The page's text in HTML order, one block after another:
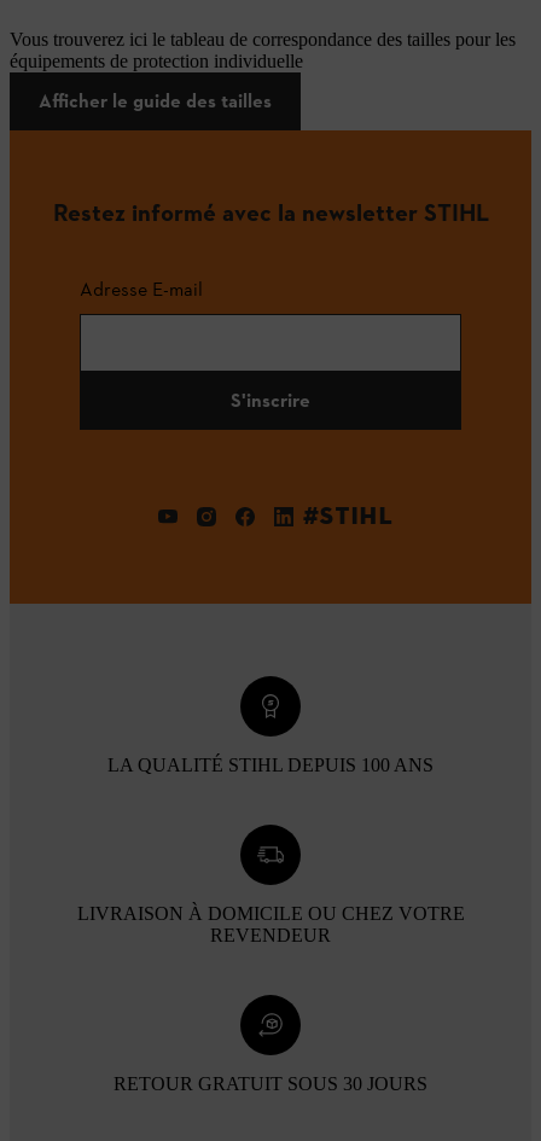
Vous trouverez ici le tableau de correspondance des tailles pour les
équipements de protection individuelle
Afficher le guide des tailles
Restez informé avec la newsletter STIHL
Adresse E-mail
S'inscrire
#STIHL
LA QUALITÉ STIHL DEPUIS 100 ANS
LIVRAISON À DOMICILE OU CHEZ VOTRE
REVENDEUR
RETOUR GRATUIT SOUS 30 JOURS